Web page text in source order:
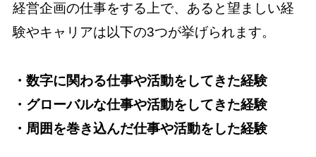
経営企画の仕事をする上で、あると望ましい経
験やキャリアは以下の3つが挙げられます。
・数字に関わる仕事や活動をしてきた経験
・グローバルな仕事や活動をしてきた経験
・周囲を巻き込んだ仕事や活動をした経験